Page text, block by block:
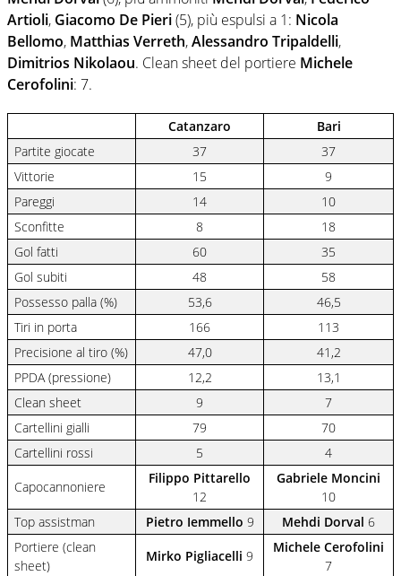
Artioli, Giacomo De Pieri(5), più espulsi a 1: Nicola
Bellomo, Matthias Verreth,Alessandro Tripaldelli,
Dimitrios Nikolaou. Clean sheet del portiere Michele
Cerofolini: 7.
Catanzaro
Bari
Partite giocate
37
37
Vittorie
15
9
Pareggi
14
10
Sconfitte
8
18
Gol fatti
60
35
Gol subiti
48
58
Possesso palla (%)
53,6
46,5
Tiri in porta
166
113
Precisione al tiro (%)
47,0
41,2
PPDA (pressione)
12,2
13,1
Clean sheet
9
7
Cartellini gialli
79
70
Cartellini rossi
5
4
Capocannoniere
Filippo Pittarello
12
Gabriele Moncini
10
Top assistman
Pietro Iemmello 9 Mehdi Dorval 6
Portiere (clean
sheet)
Mirko Pigliacelli 9
Michele Cerofolini
7